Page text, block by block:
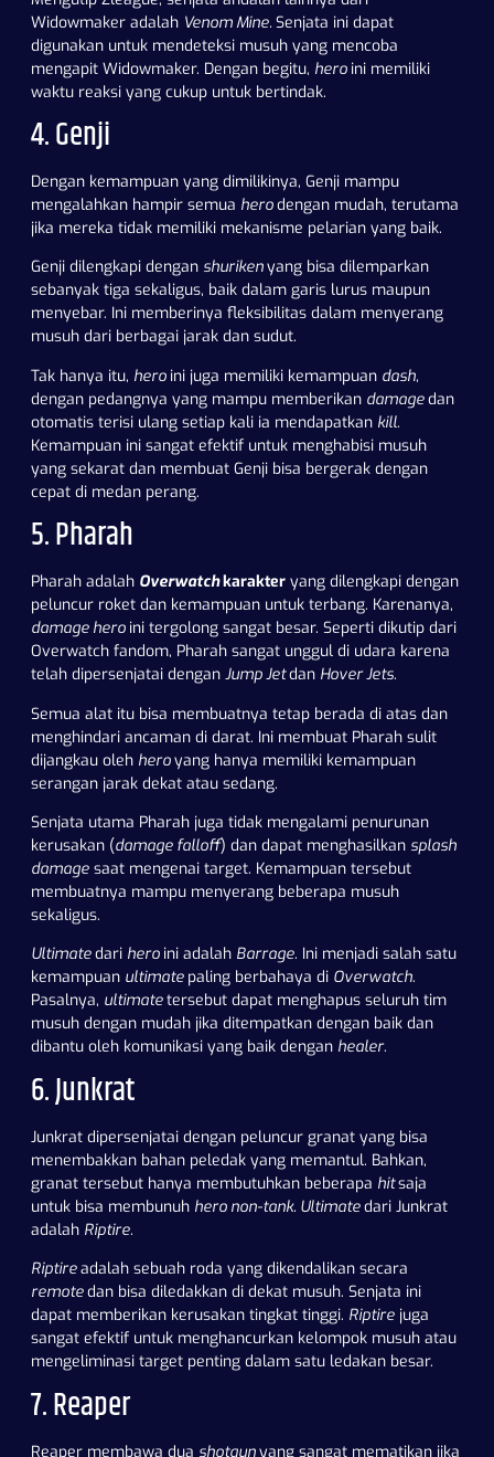
Widowmaker adalah Venom Mine. Senjata ini dapat
digunakan untuk mendeteksi musuh yang mencoba
mengapit Widowmaker. Dengan begitu, hero ini memiliki
waktu reaksi yang cukup untuk bertindak.
4. Genji
Dengan kemampuan yang dimilikinya, Genji mampu
mengalahkan hampir semua herodengan mudah, terutama
jika mereka tidak memiliki mekanisme pelarian yang baik.
Genji dilengkapi dengan shurikenyang bisa dilemparkan
sebanyak tiga sekaligus, baik dalam garis lurus maupun
menyebar. Ini memberinya fleksibilitas dalam menyerang
musuh dari berbagai jarak dan sudut.
Tak hanya itu, hero ini juga memiliki kemampuan dash,
dengan pedangnya yang mampu memberikan damagedan
otomatis terisi ulang setiap kali ia mendapatkan kill.
Kemampuan ini sangat efektif untuk menghabisi musuh
yang sekarat dan membuat Genji bisa bergerak dengan
cepat di medan perang.
5. Pharah
Pharah adalah Overwatchkarakter yang dilengkapi dengan
peluncur roket dan kemampuan untuk terbang. Karenanya,
damage hero ini tergolong sangat besar. Seperti dikutip dari
Overwatch fandom, Pharah sangat unggul di udara karena
telah dipersenjatai dengan Jump Jetdan Hover Jets.
Semua alat itu bisa membuatnya tetap berada di atas dan
menghindari ancaman di darat. Ini membuat Pharah sulit
dijangkau oleh heroyang hanya memiliki kemampuan
serangan jarak dekat atau sedang.
Senjata utama Pharah juga tidak mengalami penurunan
kerusakan (damage falloff) dan dapat menghasilkan splash
damage saat mengenai target. Kemampuan tersebut
membuatnya mampu menyerang beberapa musuh
sekaligus.
Ultimatedari hero ini adalah Barrage. Ini menjadi salah satu
kemampuan ultimate paling berbahaya di Overwatch.
Pasalnya, ultimatetersebut dapat menghapus seluruh tim
musuh dengan mudah jika ditempatkan dengan baik dan
dibantu oleh komunikasi yang baik dengan healer.
6. Junkrat
Junkrat dipersenjatai dengan peluncur granat yang bisa
menembakkan bahan peledak yang memantul. Bahkan,
granat tersebut hanya membutuhkan beberapa hitsaja
untuk bisa membunuh hero non-tank. Ultimatedari Junkrat
adalah Riptire.
Riptireadalah sebuah roda yang dikendalikan secara
remotedan bisa diledakkan di dekat musuh. Senjata ini
dapat memberikan kerusakan tingkat tinggi. Riptire juga
sangat efektif untuk menghancurkan kelompok musuh atau
mengeliminasi target penting dalam satu ledakan besar.
7. Reaper
Reaper membawa dua shotgunyang sangat mematikan jika